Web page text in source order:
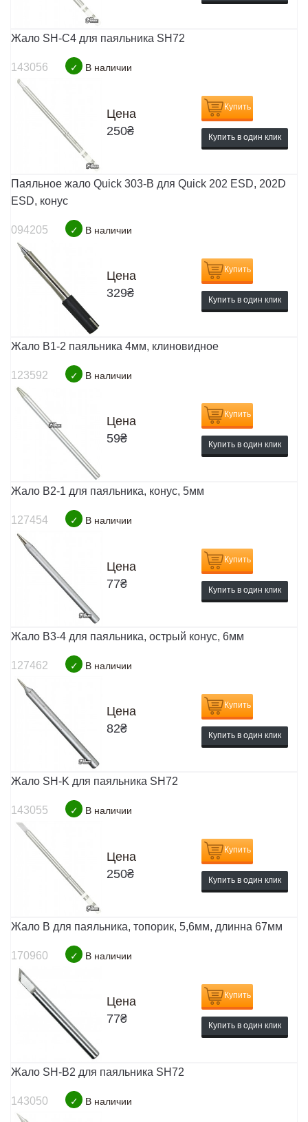
Жало SH-C4 для паяльника SH72
143056 ✓ В наличии
Цена
250₴
Купить
Купить в один клик
Паяльное жало Quick 303-B для Quick 202 ESD, 202D
ESD, конус
094205 ✓ В наличии
Цена
329₴
Купить
Купить в один клик
Жало B1-2 паяльника 4мм, клиновидное
123592 ✓ В наличии
Цена
59₴
Купить
Купить в один клик
Жало B2-1 для паяльника, конус, 5мм
127454 ✓ В наличии
Цена
77₴
Купить
Купить в один клик
Жало B3-4 для паяльника, острый конус, 6мм
127462 ✓ В наличии
Цена
82₴
Купить
Купить в один клик
Жало SH-K для паяльника SH72
143055 ✓ В наличии
Цена
250₴
Купить
Купить в один клик
Жало B для паяльника, топорик, 5,6мм, длинна 67мм
170960 ✓ В наличии
Цена
77₴
Купить
Купить в один клик
Жало SH-B2 для паяльника SH72
143050 ✓ В наличии